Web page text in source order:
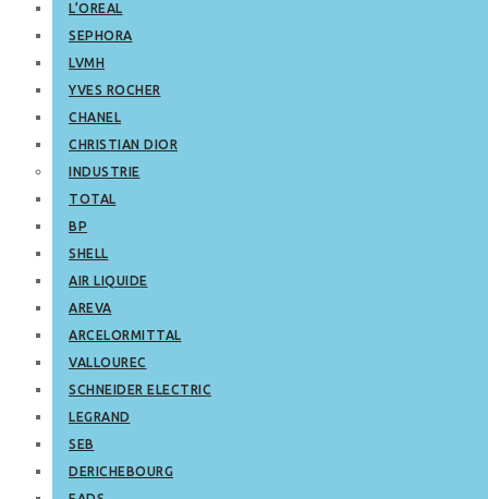
L’OREAL
SEPHORA
LVMH
YVES ROCHER
CHANEL
CHRISTIAN DIOR
INDUSTRIE
TOTAL
BP
SHELL
AIR LIQUIDE
AREVA
ARCELORMITTAL
VALLOUREC
SCHNEIDER ELECTRIC
LEGRAND
SEB
DERICHEBOURG